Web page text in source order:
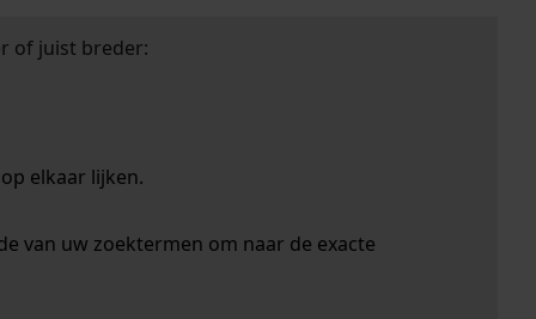
of juist breder:
elkaar lijken.
van uw zoektermen om naar de exacte